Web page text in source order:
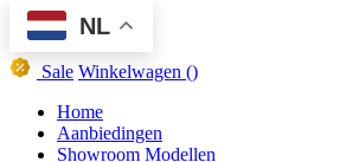
NL
Sale Winkelwagen ()
Home
Aanbiedingen
Showroom Modellen